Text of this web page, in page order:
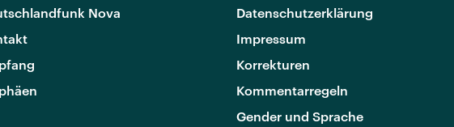
Nova
Datenschutzerklärung
Impressum
Korrekturen
Kommentarregeln
Gender und Sprache